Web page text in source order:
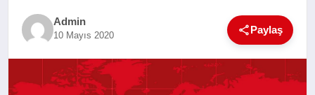
EĞITIM
YAŞAM
Admin
10 Mayıs 2020 Paylaş